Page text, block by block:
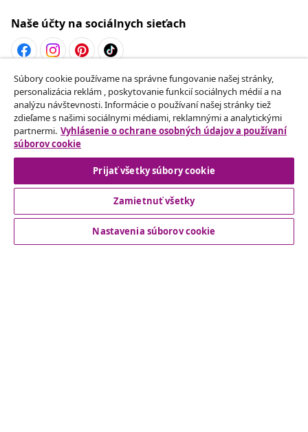
Naše účty na sociálnych sieťach
Odstúpenie od zmluvy
Odošlite žiadosť o odstúpenie od vašej objednávky.
Zákaznícky Servis
Obchodní partneri
Súbory cookie používame na správne fungovanie našej stránky,
personalizácia reklám , poskytovanie funkcií sociálnych médií a na
analýzu návštevnosti. Informácie o používaní našej stránky tiež
zdieľame s našimi sociálnymi médiami, reklamnými a analytickými
partnermi. Vyhlásenie o ochrane osobných údajov a používaní
súborov cookie
Prijať všetky súbory cookie
Zamietnuť všetky
Nastavenia súborov cookie